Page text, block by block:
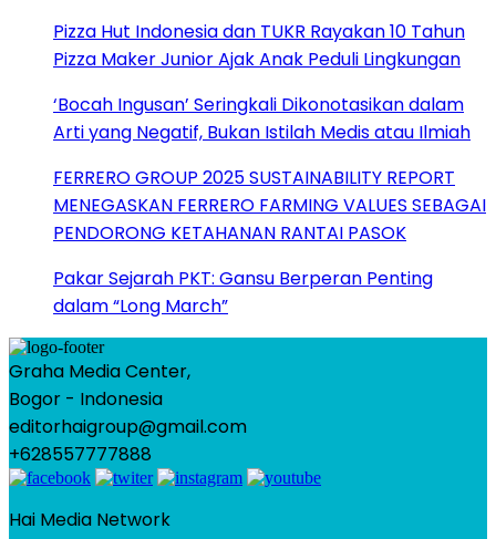
Pizza Hut Indonesia dan TUKR Rayakan 10 Tahun
Pizza Maker Junior Ajak Anak Peduli Lingkungan
‘Bocah Ingusan’ Seringkali Dikonotasikan dalam
Arti yang Negatif, Bukan Istilah Medis atau Ilmiah
FERRERO GROUP 2025 SUSTAINABILITY REPORT
MENEGASKAN FERRERO FARMING VALUES SEBAGAI
PENDORONG KETAHANAN RANTAI PASOK
Pakar Sejarah PKT: Gansu Berperan Penting
dalam “Long March”
Graha Media Center,
Bogor - Indonesia
editorhaigroup@gmail.com
+628557777888
Hai Media Network